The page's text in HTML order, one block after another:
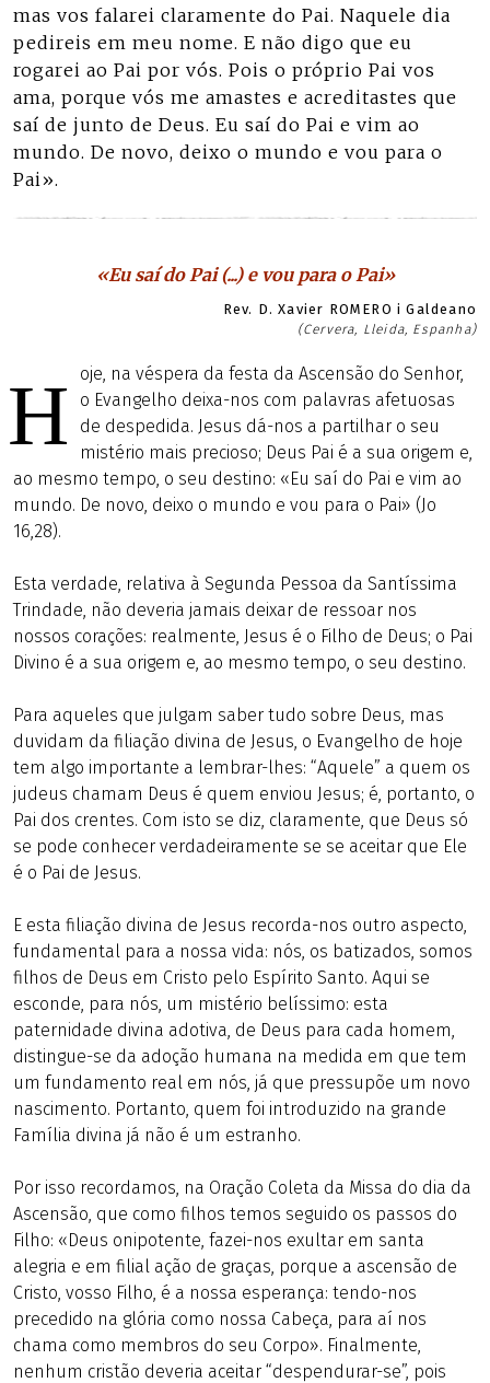
mas vos falarei claramente do Pai. Naquele dia
pedireis em meu nome. E não digo que eu
rogarei ao Pai por vós. Pois o próprio Pai vos
ama, porque vós me amastes e acreditastes que
saí de junto de Deus. Eu saí do Pai e vim ao
mundo. De novo, deixo o mundo e vou para o
Pai».
«Eu saí do Pai (...) e vou para o Pai»
Rev. D. Xavier ROMERO i Galdeano
(Cervera, Lleida, Espanha)
H
oje, na véspera da festa da Ascensão do Senhor,
o Evangelho deixa-nos com palavras afetuosas
de despedida. Jesus dá-nos a partilhar o seu
mistério mais precioso; Deus Pai é a sua origem e,
ao mesmo tempo, o seu destino: «Eu saí do Pai e vim ao
mundo. De novo, deixo o mundo e vou para o Pai» (Jo
16,28).
Esta verdade, relativa à Segunda Pessoa da Santíssima
Trindade, não deveria jamais deixar de ressoar nos
nossos corações: realmente, Jesus é o Filho de Deus; o Pai
Divino é a sua origem e, ao mesmo tempo, o seu destino.
Para aqueles que julgam saber tudo sobre Deus, mas
duvidam da filiação divina de Jesus, o Evangelho de hoje
tem algo importante a lembrar-lhes: “Aquele” a quem os
judeus chamam Deus é quem enviou Jesus; é, portanto, o
Pai dos crentes. Com isto se diz, claramente, que Deus só
se pode conhecer verdadeiramente se se aceitar que Ele
é o Pai de Jesus.
E esta filiação divina de Jesus recorda-nos outro aspecto,
fundamental para a nossa vida: nós, os batizados, somos
filhos de Deus em Cristo pelo Espírito Santo. Aqui se
esconde, para nós, um mistério belíssimo: esta
paternidade divina adotiva, de Deus para cada homem,
distingue-se da adoção humana na medida em que tem
um fundamento real em nós, já que pressupõe um novo
nascimento. Portanto, quem foi introduzido na grande
Família divina já não é um estranho.
Por isso recordamos, na Oração Coleta da Missa do dia da
Ascensão, que como filhos temos seguido os passos do
Filho: «Deus onipotente, fazei-nos exultar em santa
alegria e em filial ação de graças, porque a ascensão de
Cristo, vosso Filho, é a nossa esperança: tendo-nos
precedido na glória como nossa Cabeça, para aí nos
chama como membros do seu Corpo». Finalmente,
nenhum cristão deveria aceitar “despendurar-se”, pois